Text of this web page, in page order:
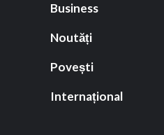
Business
Noutăți
Povești
Internațional